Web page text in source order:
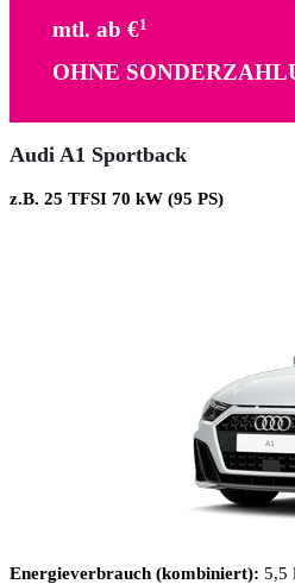
mtl. ab €1
OHNE
Audi A1 Sportback
z.B. 25 TFSI 70 kW (95 PS)
Energieverbrauch (kombiniert): 5,5